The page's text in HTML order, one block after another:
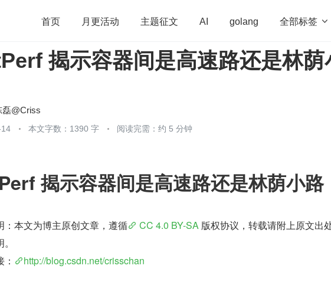
首页 月更活动 主题征文 AI golang 全部标签 
架构 OpenHarmony 算法 学习方法 Web3.0 高
揭示容器间是高速路还是林荫
磊@Criss
本文字数：1390 字 阅读完需：约 5 分钟
揭示容器间是高速路还是林荫小路
：本文为博主原创文章，遵循 CC 4.0 BY-SA 版权协议，转载请附上原文出
http://blog.csdn.net/crisschan